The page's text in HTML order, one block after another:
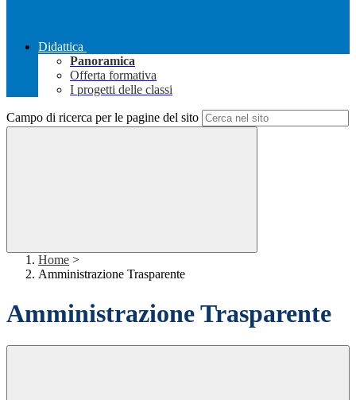
Didattica
Panoramica
Offerta formativa
I progetti delle classi
Campo di ricerca per le pagine del sito
Home >
Amministrazione Trasparente
Amministrazione Trasparente